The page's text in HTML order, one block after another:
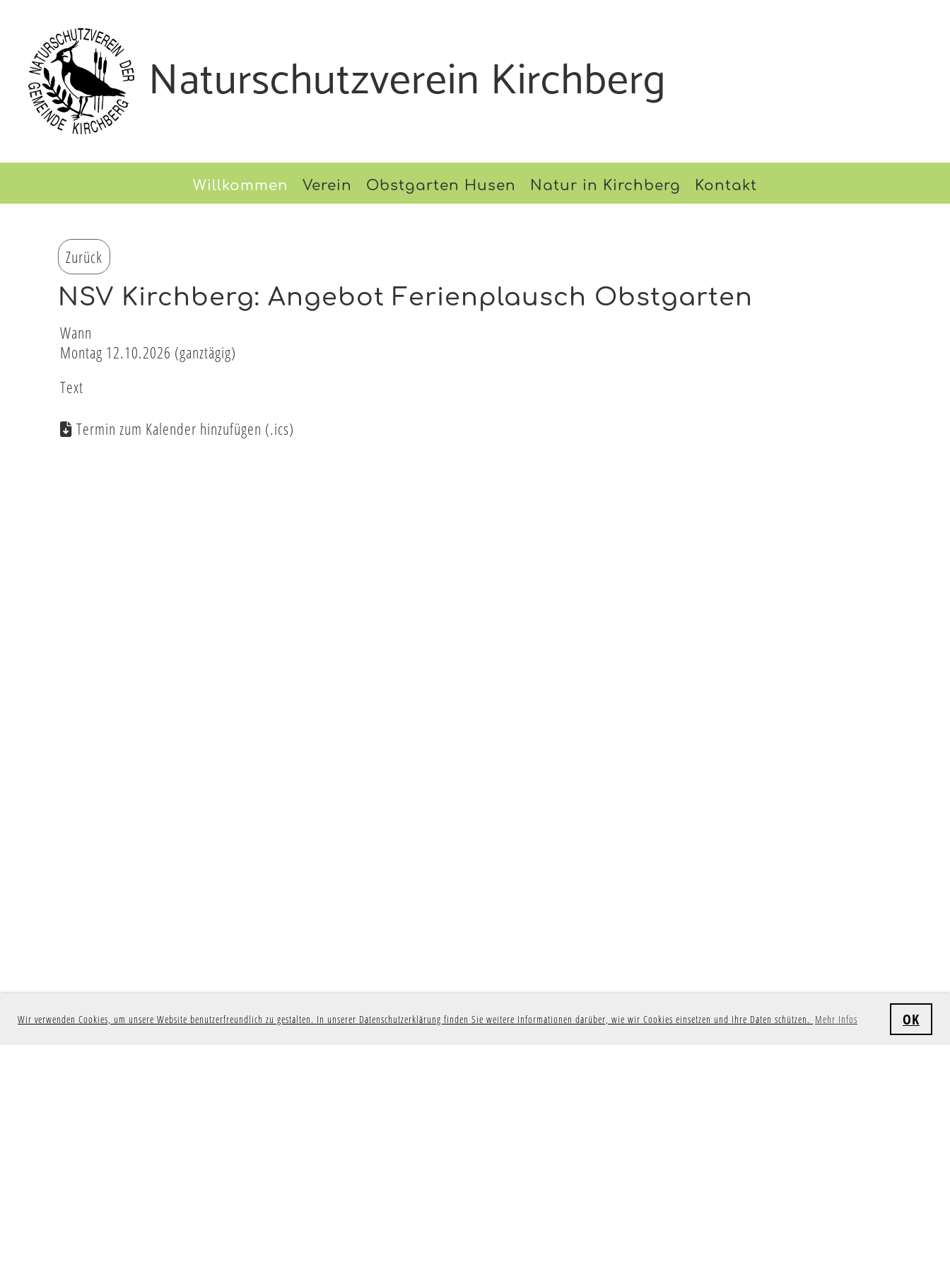
Wir verwenden Cookies, um unsere Website benutzerfreundlich zu gestalten. In unserer Datenschutzerklärung finden Sie weitere Informationen darüber, wie wir Cookies einsetzen und Ihre Daten schützen. Mehr Infos OK
Naturschutzverein Kirchberg
Willkommen Verein Obstgarten Husen Natur in Kirchberg Kontakt
Zurück
NSV Kirchberg: Angebot Ferienplausch Obstgarten
Wann
Montag 12.10.2026 (ganztägig)
Text
Termin zum Kalender hinzufügen (.ics)